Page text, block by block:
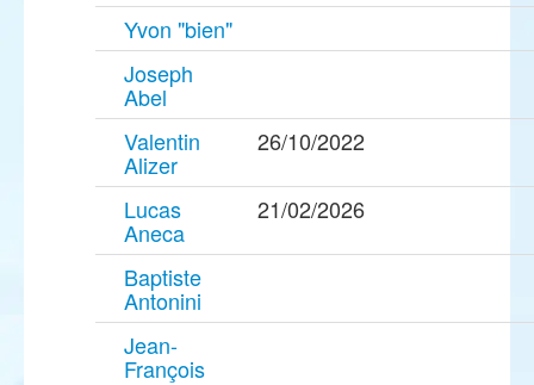
Yvon "bien"
Joseph
Abel
Valentin
Alizer
26/10/2022
Lucas
Aneca
21/02/2026
Baptiste
Antonini
Jean-
François